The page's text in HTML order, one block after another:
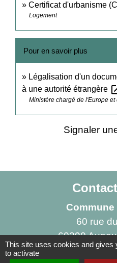
Certificat d'urbanisme
Logement
Pour en savoir plus
Légalisation d'un
à une autorité étrangère
Ministère chargé de l'Europe
Signaler
Commune
60 rue
60390
+33 3 44
This site uses cookies and gives
to activate